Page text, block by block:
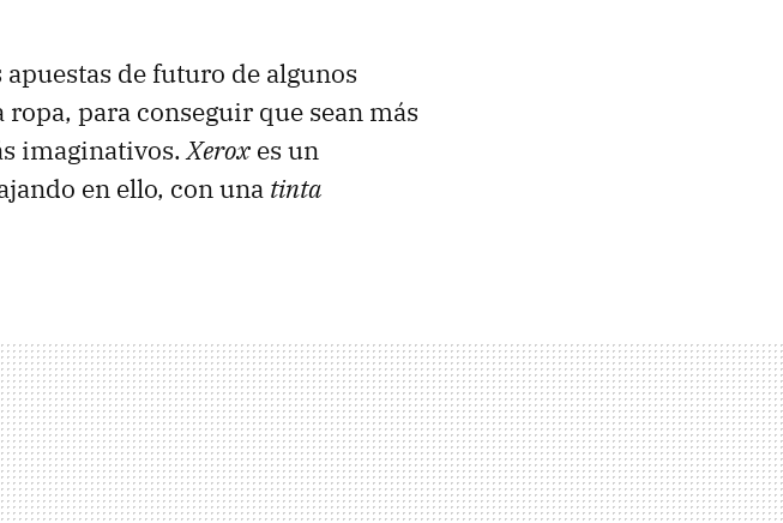
de futuro de algunos
para conseguir que sean más
imaginativos.Xerox es un
en ello, con una tinta